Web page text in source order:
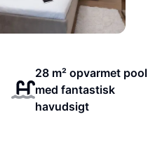
28 m² opvarmet pool
med fantastisk
havudsigt